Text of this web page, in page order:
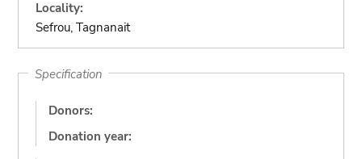
Locality:
Sefrou, Tagnanait
Specification
Donors:
Donation year: